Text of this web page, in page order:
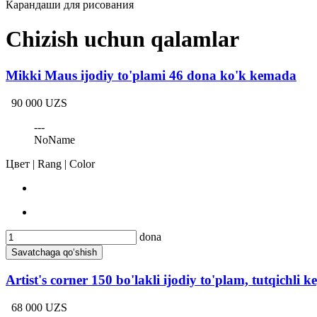
Карандаши для рисования
Chizish uchun qalamlar
Mikki Maus ijodiy to'plami 46 dona ko'k kemada
90 000 UZS
---
NoName
Цвет | Rang | Color
dona
Savatchaga qo‘shish
Artist's corner 150 bo'lakli ijodiy to'plam, tutqichli
68 000 UZS